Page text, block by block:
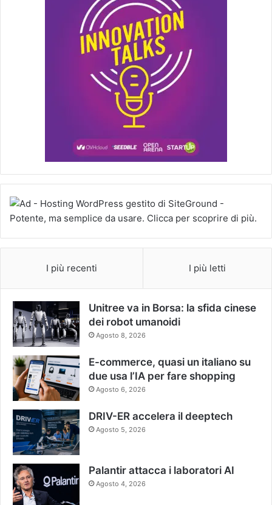
I più recenti I più letti
Unitree va in Borsa: la sfida cinese
dei robot umanoidi
Agosto 8, 2026
E-commerce, quasi un italiano su
due usa l’IA per fare shopping
Agosto 6, 2026
DRIV-ER accelera il deeptech
Agosto 5, 2026
Palantir attacca i laboratori AI
Agosto 4, 2026